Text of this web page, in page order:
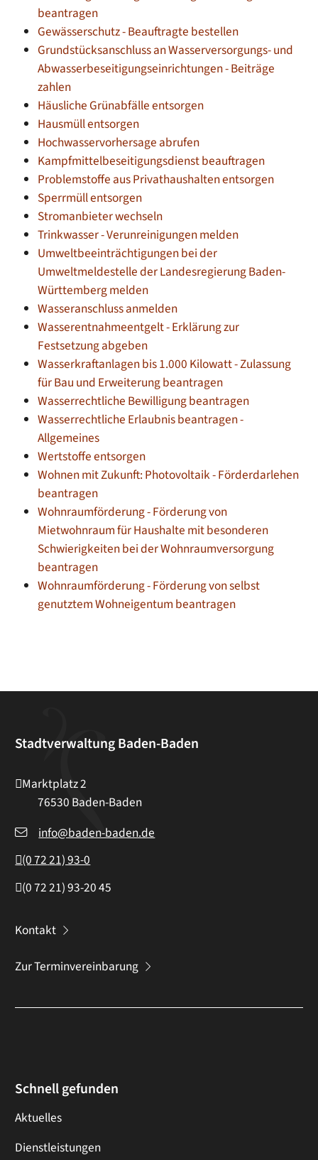
beantragen
Gewässerschutz - Beauftragte bestellen
Grundstücksanschluss an Wasserversorgungs- und
Abwasserbeseitigungseinrichtungen - Beiträge
zahlen
Häusliche Grünabfälle entsorgen
Hausmüll entsorgen
Hochwasservorhersage abrufen
Kampfmittelbeseitigungsdienst beauftragen
Problemstoffe aus Privathaushalten entsorgen
Sperrmüll entsorgen
Stromanbieter wechseln
Trinkwasser - Verunreinigungen melden
Umweltbeeinträchtigungen bei der
Umweltmeldestelle der Landesregierung Baden-
Württemberg melden
Wasseranschluss anmelden
Wasserentnahmeentgelt - Erklärung zur
Festsetzung abgeben
Wasserkraftanlagen bis 1.000 Kilowatt - Zulassung
für Bau und Erweiterung beantragen
Wasserrechtliche Bewilligung beantragen
Wasserrechtliche Erlaubnis beantragen -
Allgemeines
Wertstoffe entsorgen
Wohnen mit Zukunft: Photovoltaik - Förderdarlehen
beantragen
Wohnraumförderung - Förderung von
Mietwohnraum für Haushalte mit besonderen
Schwierigkeiten bei der Wohnraumversorgung
beantragen
Wohnraumförderung - Förderung von selbst
genutztem Wohneigentum beantragen
Stadtverwaltung Baden-Baden
Marktplatz 2
76530 Baden-Baden
info@baden-baden.de
(07221) 93-0
(07221) 93-2045
Kontakt
Zur Terminvereinbarung
Schnell gefunden
Aktuelles
Dienstleistungen